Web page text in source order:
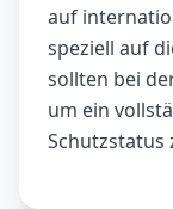
auf
speziell auf
sollten bei
um ein
Schutzstatus